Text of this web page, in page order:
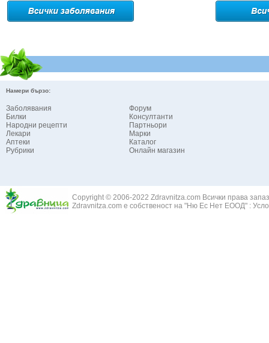
Намери бързо:
Заболявания
Билки
Народни рецепти
Лекари
Аптеки
Рубрики
Форум
Консултанти
Партньори
Марки
Каталог
Онлайн магазин
Copyright © 2006-2022 Zdravnitza.com Всички права
Zdravnitza.com е собственост на "Ню Ес Нет ЕООД" :